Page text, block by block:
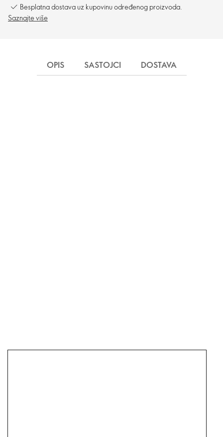
Besplatna dostava uz kupovinu određenog proizvoda.
Saznajte više
OPIS SASTOJCI DOSTAVA